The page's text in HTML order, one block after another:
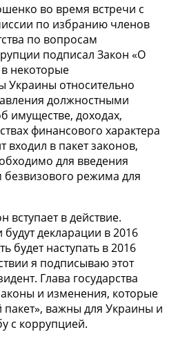
во время встречи с
по избранию членов
по вопросам
подписал Закон «О
некоторые
Украины относительно
должностными
имуществе, доходах,
финансового характера
входил в пакет законов,
для введения
режима для
вступает в действие.
декларации в 2016
будет наступать в 2016
я подписываю этот
Глава государства
и изменения, которые
пакет», важны для Украины и
с коррупцией.